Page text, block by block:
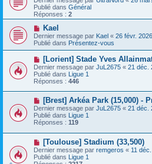
g
e
u
m
e
s
a
g
e
u
v
e
a
u
m
e
a
g
e
Publié dans Général
Réponses : 2
N
o
u
v
e
u
m
e
s
s
a
g
e
Kael
Dernier message par Kael « 26 févr.
Publié dans Présentez-vous
N
o
u
v
e
a
m
e
s
s
a
e
[Lorient] Stade Yves
Dernier message par JuL2675 « 21 déc.
Publié dans Ligue 1
Réponses : 446
N
o
u
v
e
a
m
e
s
[Brest] Arkéa Park (15,000) -
Dernier message par JuL2675 « 21 déc.
Publié dans
Ligue 1
Réponses : 119
N
o
u
v
[Toulouse] Stadium (33,500)
Dernier message par remgeros « 11
Publié dans Ligue 1